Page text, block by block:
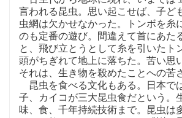
言われる昆虫。思い起こせば、子ど
虫網は欠かせなかった。トンボを糸
のも定番の遊び。間違えて首にあた
と、飛び立とうとして糸を引いたト
頭がちぎれて地上に落ちた。苦い思
それは、生き物を殺めたことへの苦
昆虫を食べる文化もある。日本で
子、カイコが三大昆虫食だという。
味、食、千年持続技術まで。昆虫は